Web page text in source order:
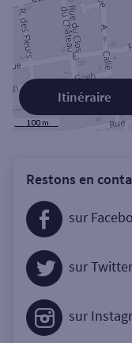
Itinéraire
Restons en
sur
sur Twitter
sur